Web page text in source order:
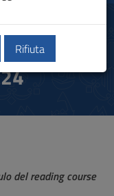
su
-
del reading course
Rifiuta